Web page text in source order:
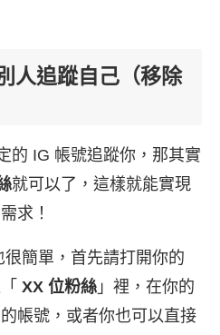
人追蹤自己（移除
的 IG 帳號追蹤你，那其實
就可以了，這樣就能實現
求！
簡單，首先請打開你的
XX 位粉絲 」裡，在你的
帳號，或者你也可以直接